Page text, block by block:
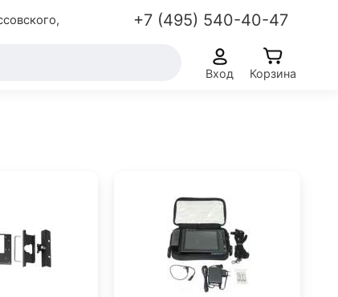
+7 (495) 540-40-47
Вход Корзина